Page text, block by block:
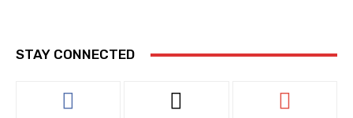
STAY CONNECTED